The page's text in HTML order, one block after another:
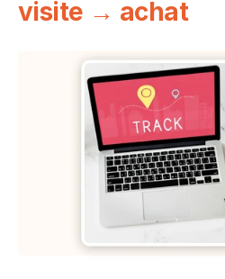
visite → achat